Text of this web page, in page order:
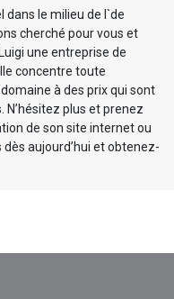
dans le milieu de l`de
cherché pour vous et
une entreprise de
concentre toute
à des prix qui sont
N’hésitez plus et prenez
de son site internet ou
aujourd’hui et obtenez-